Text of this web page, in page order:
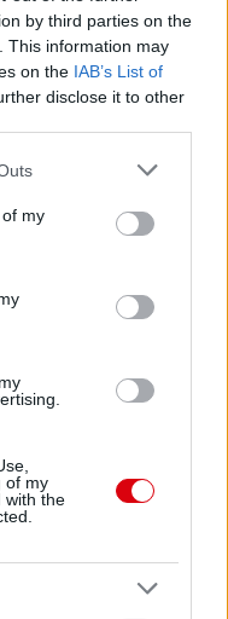
by third parties on the
This information may
on the IAB’s List of
disclose it to other
one or more Google
You may click to
its third-party tags to
in below Google
my
of my
with the